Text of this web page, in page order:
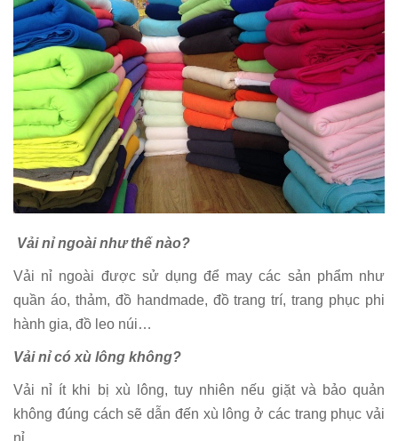
Vải nỉ ngoài như thế nào?
Vải nỉ ngoài được sử dụng để may các sản phẩm như
quần áo, thảm, đồ handmade, đồ trang trí, trang phục phi
hành gia, đồ leo núi…
Vải nỉ có xù lông không?
Vải nỉ ít khi bị xù lông, tuy nhiên nếu giặt và bảo quản
không đúng cách sẽ dẫn đến xù lông ở các trang phục vải
nỉ.